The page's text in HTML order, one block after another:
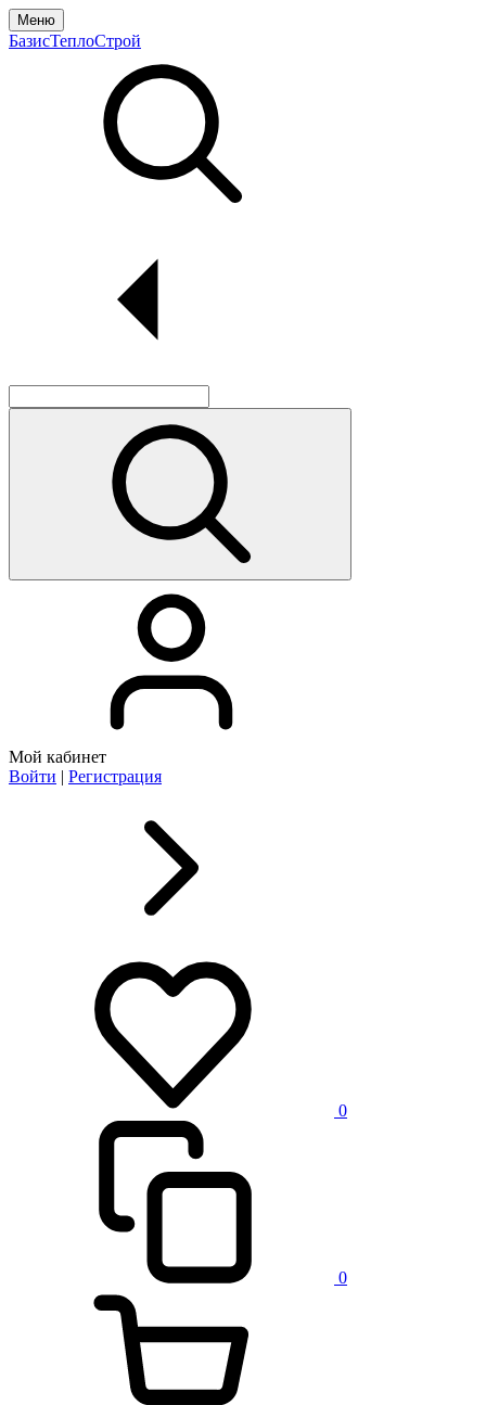
Меню
БазисТеплоСтрой
Мой кабинет
Войти | Регистрация
0
0